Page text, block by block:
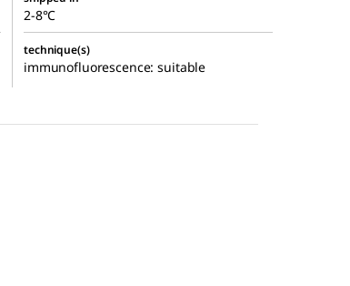
2-8°C
technique(s)
immunofluorescence: suitable